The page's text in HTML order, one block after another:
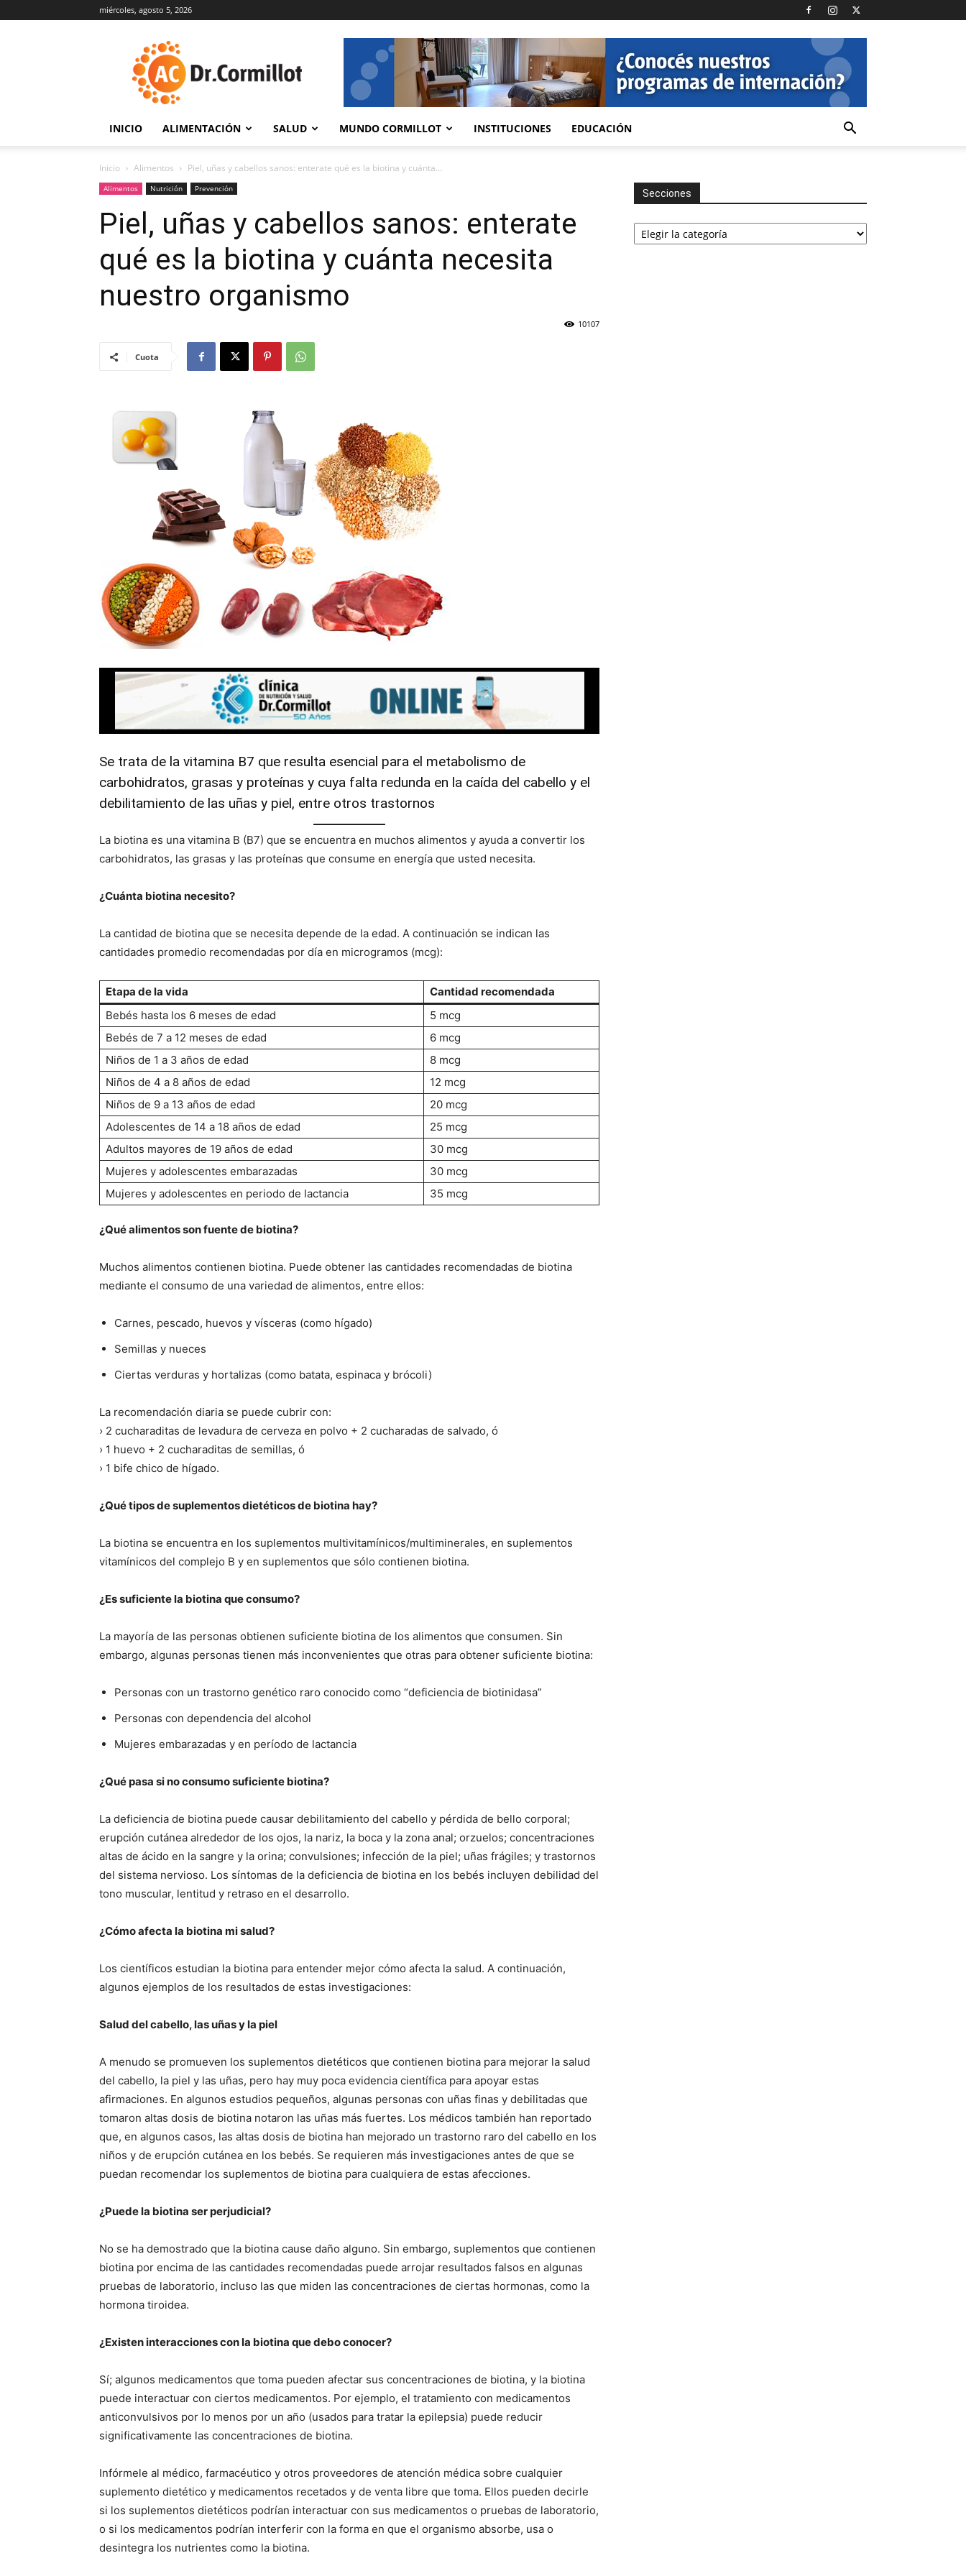
miércoles, agosto 5, 2026
INICIO ALIMENTACIÓN SALUD MUNDO CORMILLOT INSTITUCIONES EDUCACIÓN
Inicio Alimentos Piel, uñas y cabellos sanos: enterate qué es la biotina y cuánta...
Alimentos Nutrición Prevención
Piel, uñas y cabellos sanos: enterate
qué es la biotina y cuánta necesita
nuestro organismo
10107
Cuota
Se trata de la vitamina B7 que resulta esencial para el metabolismo de
carbohidratos, grasas y proteínas y cuya falta redunda en la caída del cabello y el
debilitamiento de las uñas y piel, entre otros trastornos
La biotina es una vitamina B (B7) que se encuentra en muchos alimentos y ayuda a convertir los
carbohidratos, las grasas y las proteínas que consume en energía que usted necesita.
¿Cuánta biotina necesito?
La cantidad de biotina que se necesita depende de la edad. A continuación se indican las
cantidades promedio recomendadas por día en microgramos (mcg):
Etapa de la vida
Cantidad recomendada
Bebés hasta los 6 meses de edad
5 mcg
Bebés de 7 a 12 meses de edad
6 mcg
Niños de 1 a 3 años de edad
8 mcg
Niños de 4 a 8 años de edad
12 mcg
Niños de 9 a 13 años de edad
20 mcg
Adolescentes de 14 a 18 años de edad
25 mcg
Adultos mayores de 19 años de edad
30 mcg
Mujeres y adolescentes embarazadas
30 mcg
Mujeres y adolescentes en periodo de lactancia
35 mcg
¿Qué alimentos son fuente de biotina?
Muchos alimentos contienen biotina. Puede obtener las cantidades recomendadas de biotina
mediante el consumo de una variedad de alimentos, entre ellos:
Carnes, pescado, huevos y vísceras (como hígado)
Semillas y nueces
Ciertas verduras y hortalizas (como batata, espinaca y brócoli)
La recomendación diaria se puede cubrir con:
› 2 cucharaditas de levadura de cerveza en polvo + 2 cucharadas de salvado, ó
› 1 huevo + 2 cucharaditas de semillas, ó
› 1 bife chico de hígado.
¿Qué tipos de suplementos dietéticos de biotina hay?
La biotina se encuentra en los suplementos multivitamínicos/multiminerales, en suplementos
vitamínicos del complejo B y en suplementos que sólo contienen biotina.
¿Es suficiente la biotina que consumo?
La mayoría de las personas obtienen suficiente biotina de los alimentos que consumen. Sin
embargo, algunas personas tienen más inconvenientes que otras para obtener suficiente biotina:
Personas con un trastorno genético raro conocido como “deficiencia de biotinidasa”
Personas con dependencia del alcohol
Mujeres embarazadas y en período de lactancia
¿Qué pasa si no consumo suficiente biotina?
La deficiencia de biotina puede causar debilitamiento del cabello y pérdida de bello corporal;
erupción cutánea alrededor de los ojos, la nariz, la boca y la zona anal; orzuelos; concentraciones
altas de ácido en la sangre y la orina; convulsiones; infección de la piel; uñas frágiles; y trastornos
del sistema nervioso. Los síntomas de la deficiencia de biotina en los bebés incluyen debilidad del
tono muscular, lentitud y retraso en el desarrollo.
¿Cómo afecta la biotina mi salud?
Los científicos estudian la biotina para entender mejor cómo afecta la salud. A continuación,
algunos ejemplos de los resultados de estas investigaciones:
Salud del cabello, las uñas y la piel
A menudo se promueven los suplementos dietéticos que contienen biotina para mejorar la salud
del cabello, la piel y las uñas, pero hay muy poca evidencia científica para apoyar estas
afirmaciones. En algunos estudios pequeños, algunas personas con uñas finas y debilitadas que
tomaron altas dosis de biotina notaron las uñas más fuertes. Los médicos también han reportado
que, en algunos casos, las altas dosis de biotina han mejorado un trastorno raro del cabello en los
niños y de erupción cutánea en los bebés. Se requieren más investigaciones antes de que se
puedan recomendar los suplementos de biotina para cualquiera de estas afecciones.
¿Puede la biotina ser perjudicial?
No se ha demostrado que la biotina cause daño alguno. Sin embargo, suplementos que contienen
biotina por encima de las cantidades recomendadas puede arrojar resultados falsos en algunas
pruebas de laboratorio, incluso las que miden las concentraciones de ciertas hormonas, como la
hormona tiroidea.
¿Existen interacciones con la biotina que debo conocer?
Sí; algunos medicamentos que toma pueden afectar sus concentraciones de biotina, y la biotina
puede interactuar con ciertos medicamentos. Por ejemplo, el tratamiento con medicamentos
anticonvulsivos por lo menos por un año (usados para tratar la epilepsia) puede reducir
significativamente las concentraciones de biotina.
Infórmele al médico, farmacéutico y otros proveedores de atención médica sobre cualquier
suplemento dietético y medicamentos recetados y de venta libre que toma. Ellos pueden decirle
si los suplementos dietéticos podrían interactuar con sus medicamentos o pruebas de laboratorio,
o si los medicamentos podrían interferir con la forma en que el organismo absorbe, usa o
desintegra los nutrientes como la biotina.
Secciones
Secciones